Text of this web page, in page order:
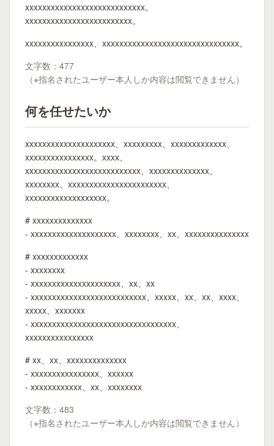
xxxxxxxxxxxxxxxxxxxxxxxxxxxx。
xxxxxxxxxxxxxxxxxxxxxxxxx。
xxxxxxxxxxxxxxxx、xxxxxxxxxxxxxxxxxxxxxxxxxxxxxxxx。
文字数：477
（※指名されたユーザー本人しか内容は閲覧できません）
何を任せたいか
xxxxxxxxxxxxxxxxxxxxx、xxxxxxxxx、xxxxxxxxxxxxx、
xxxxxxxxxxxxxxxx。xxxx、
xxxxxxxxxxxxxxxxxxxxxxxxxxx、xxxxxxxxxxxxxx、
xxxxxxxx、xxxxxxxxxxxxxxxxxxxxxxx、
xxxxxxxxxxxxxxxxxxx。
# xxxxxxxxxxxxxx
- xxxxxxxxxxxxxxxxxxxx、xxxxxxxx、xx、xxxxxxxxxxxxxxx
# xxxxxxxxxxxxx
- xxxxxxxx
- xxxxxxxxxxxxxxxxxxxxx、xx、xx
- xxxxxxxxxxxxxxxxxxxxxxxxxxx、xxxxx、xx、xx、xxxx、
xxxxx、xxxxxxx
- xxxxxxxxxxxxxxxxxxxxxxxxxxxxxxxxxx、
xxxxxxxxxxxxxxxx
# xx、xx、xxxxxxxxxxxxxx
- xxxxxxxxxxxxxxxx、xxxxxx
- xxxxxxxxxxxx、xx、xxxxxxxx
文字数：483
（※指名されたユーザー本人しか内容は閲覧できません）